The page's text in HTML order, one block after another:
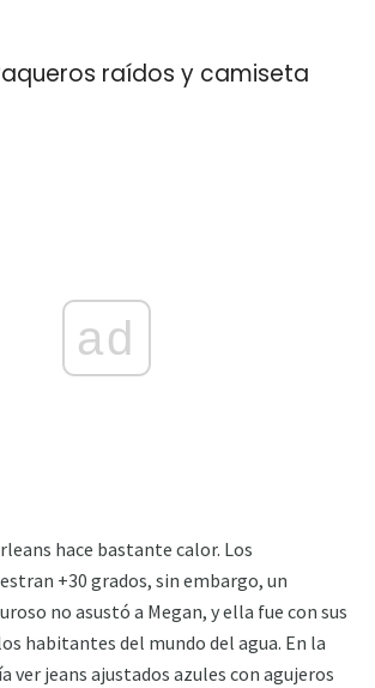
raídos y camiseta
ad
hace bastante calor. Los
+30 grados, sin embargo, un
no asustó a Megan, y ella fue con sus
habitantes del mundo del agua. En la
ver jeans ajustados azules con agujeros